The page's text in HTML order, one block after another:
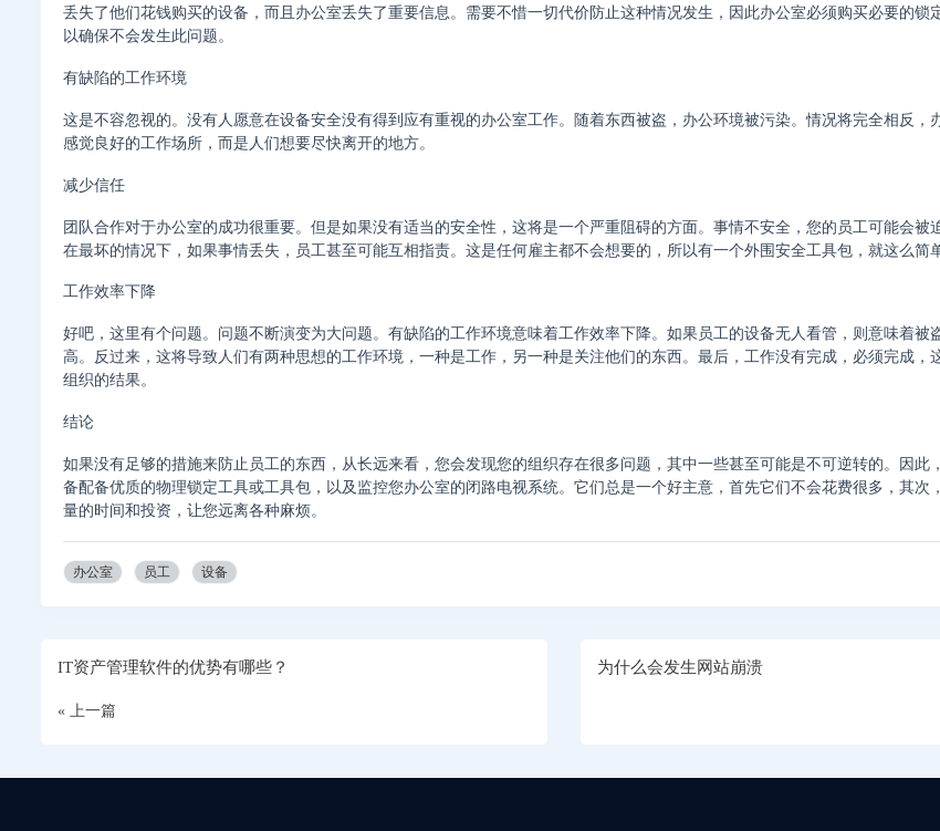
丢失了他们花钱购买的设备，而且办公室丢失了重要信息。需要不惜一切代价防止这种情况发生，因此办公室必须购买必要的锁
以确保不会发生此问题。
有缺陷的工作环境
这是不容忽视的。没有人愿意在设备安全没有得到应有重视的办公室工作。随着东西被盗，办公环境被污染。情况将完全相反，
感觉良好的工作场所，而是人们想要尽快离开的地方。
减少信任
团队合作对于办公室的成功很重要。但是如果没有适当的安全性，这将是一个严重阻碍的方面。事情不安全，您的员工可能会被
在最坏的情况下，如果事情丢失，员工甚至可能互相指责。这是任何雇主都不会想要的，所以有一个外围安全工具包，就这么简单
工作效率下降
好吧，这里有个问题。问题不断演变为大问题。有缺陷的工作环境意味着工作效率下降。如果员工的设备无人看管，则意味着被
高。反过来，这将导致人们有​​两种思想的工作环境，一种是工作，另一种是关注他们的东西。最后，工作没有完成，必须完成，
组织的结果。
结论
如果没有足够的措施来防止员工的东西，从长远来看，您会发现您的组织存在很多问题，其中一些甚至可能是不可逆转的。因此
备配备优质的物理锁定工具或工具包，以及监控您办公室的闭路电视系统。它们总是一个好主意，首先它们不会花费很多，其次
量的时间和投资，让您远离各种麻烦。
办公室 员工 设备
IT资产管理软件的优势有哪些？
« 上一篇
为什么会发生网站崩溃